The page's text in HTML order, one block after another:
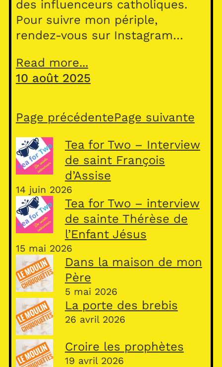
des influenceurs catholiques.
Pour suivre mon périple,
rendez-vous sur Instagram…
Read more...
10 août 2025
Page précédentePage suivante
Tea for Two – Interview
de saint François
d’Assise
14 juin 2026
Tea for Two – interview
de sainte Thérèse de
l’Enfant Jésus
15 mai 2026
Dans la maison de mon
Père
5 mai 2026
La porte des brebis
26 avril 2026
Croire les prophètes
19 avril 2026